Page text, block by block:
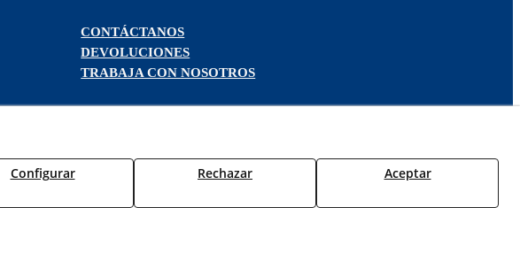
CONTÁCTANOS
DEVOLUCIONES
TRABAJA CON NOSOTROS
Configurar Rechazar Aceptar